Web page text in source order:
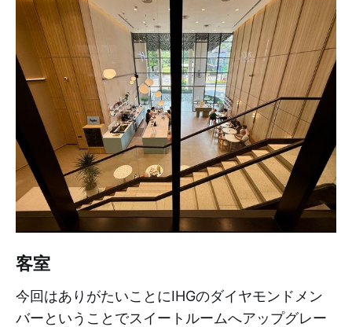
客室
今回はありがたいことにIHGのダイヤモンドメン
バーということでスイートルームへアップグレー